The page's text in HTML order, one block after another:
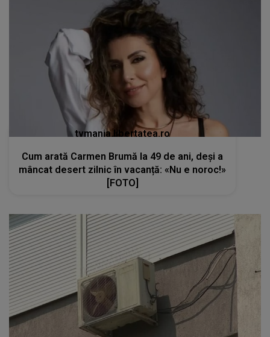
tvmania.libertatea.ro
Cum arată Carmen Brumă la 49 de ani, deși a
mâncat desert zilnic în vacanță: «Nu e noroc!»
[FOTO]